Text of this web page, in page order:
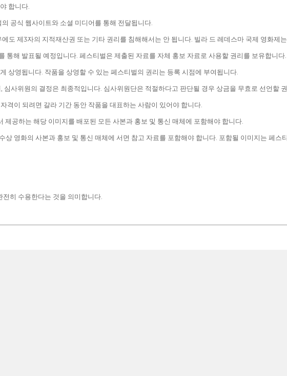
합니다.
공식 웹사이트와 소셜 미디어를 통해 전달됩니다.
도 제3자의 지적재산권 또는 기타 권리를 침해해서는 안 됩니다. 빌라 드 레데스마 국제 영화제
통해 발표될 예정입니다. 페스티벌은 제출된 자료를 자체 홍보 자료로 사용할 권리를 보유합니다.
상영됩니다. 작품을 상영할 수 있는 페스티벌의 권리는 등록 시점에 부여됩니다.
사위원의 결정은 최종적입니다. 심사위원단은 적절하다고 판단될 경우 상금을 무효로 선언할
격이 되려면 갈라 기간 동안 작품을 대표하는 사람이 있어야 합니다.
공하는 해당 이미지를 배포된 모든 사본과 홍보 및 통신 매체에 포함해야 합니다.
영화의 사본과 홍보 및 통신 매체에 서면 참고 자료를 포함해야 합니다. 포함될 이미지는 페스
히 수용한다는 것을 의미합니다.